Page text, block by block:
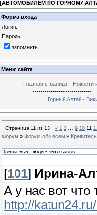
[АВТОМОБИЛЕМ ПО ГОРНОМУ
Форма входа
Логин:
Пароль:
запомнить
Меню сайта
Главная страница Новости
------------------------------
Горный Алтай -
Страница 11 из 13 « 1 2 9 10 11
Форум » Форум обо всем »
Крепитесь, люди - лето скоро!
[101] Ирина-
А у нас вот что
http://